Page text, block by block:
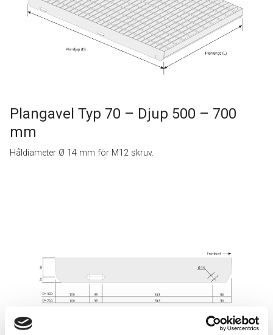
Plangavel Typ 70 – Djup 500 – 700
mm
Håldiameter Ø 14 mm för M12 skruv.